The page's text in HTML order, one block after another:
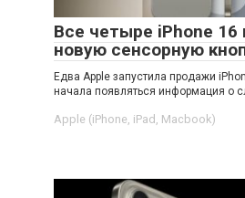
Все четыре iPhone 16
новую сенсорную
Едва Apple запустила продажи
начала появляться информация о
Apple (iPhone, iPad, Macbook)